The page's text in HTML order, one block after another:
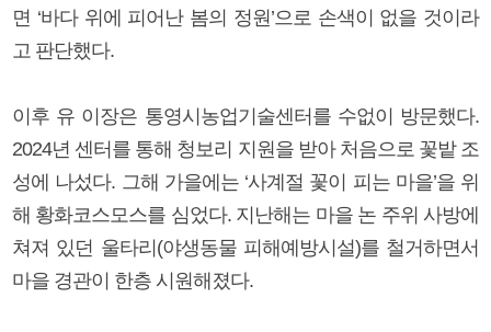
면 ‘바다 위에 피어난 봄의 정원’으로 손색이 없을 것이라
고 판단했다.
이후 유 이장은 통영시농업기술센터를 수없이 방문했다.
2024년 센터를 통해 청보리 지원을 받아 처음으로 꽃밭 조
성에 나섰다. 그해 가을에는 ‘사계절 꽃이 피는 마을’을 위
해 황화코스모스를 심었다. 지난해는 마을 논 주위 사방에
쳐져 있던 울타리(야생동물 피해예방시설)를 철거하면서
마을 경관이 한층 시원해졌다.